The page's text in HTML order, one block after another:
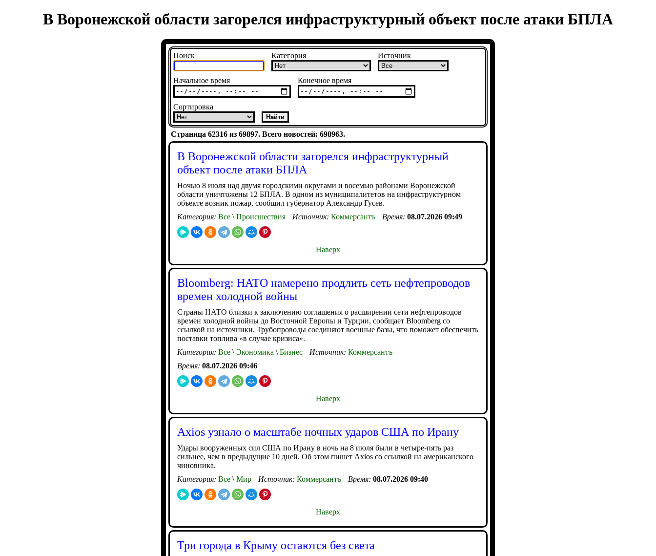
В Воронежской области загорелся инфраструктурный объект после атаки БПЛА
Поиск Категория Источник
Начальное время Конечное время
Сортировка
Страница 62316 из 69897. Всего новостей: 698963.
В Воронежской области загорелся инфраструктурный
объект после атаки БПЛА
Ночью 8 июля над двумя городскими округами и восемью районами Воронежской
области уничтожены 12 БПЛА. В одном из муниципалитетов на инфраструктурном
объекте возник пожар, сообщил губернатор Александр Гусев.
Категория: Все \ Происшествия Источник: Коммерсантъ Время: 08.07.2026 09:49
Наверх
Bloomberg: НАТО намерено продлить сеть нефтепроводов
времен холодной войны
Страны НАТО близки к заключению соглашения о расширении сети нефтепроводов
времен холодной войны до Восточной Европы и Турции, сообщает Bloomberg со
ссылкой на источники. Трубопроводы соединяют военные базы, что поможет обеспечить
поставки топлива «в случае кризиса».
Категория: Все \ Экономика \ Бизнес Источник: Коммерсантъ
Время: 08.07.2026 09:46
Наверх
Axios узнало о масштабе ночных ударов США по Ирану
Удары вооруженных сил США по Ирану в ночь на 8 июля были в четыре-пять раз
сильнее, чем в предыдущие 10 дней. Об этом пишет Axios со ссылкой на американского
чиновника.
Категория: Все \ Мир Источник: Коммерсантъ Время: 08.07.2026 09:40
Наверх
Три города в Крыму остаются без света